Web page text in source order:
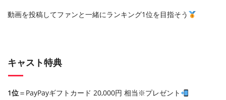
動画を投稿してファンと一緒にランキング1位を目指そう
キャスト特典
1位＝PayPayギフトカード 20,000円 相当※プレゼント